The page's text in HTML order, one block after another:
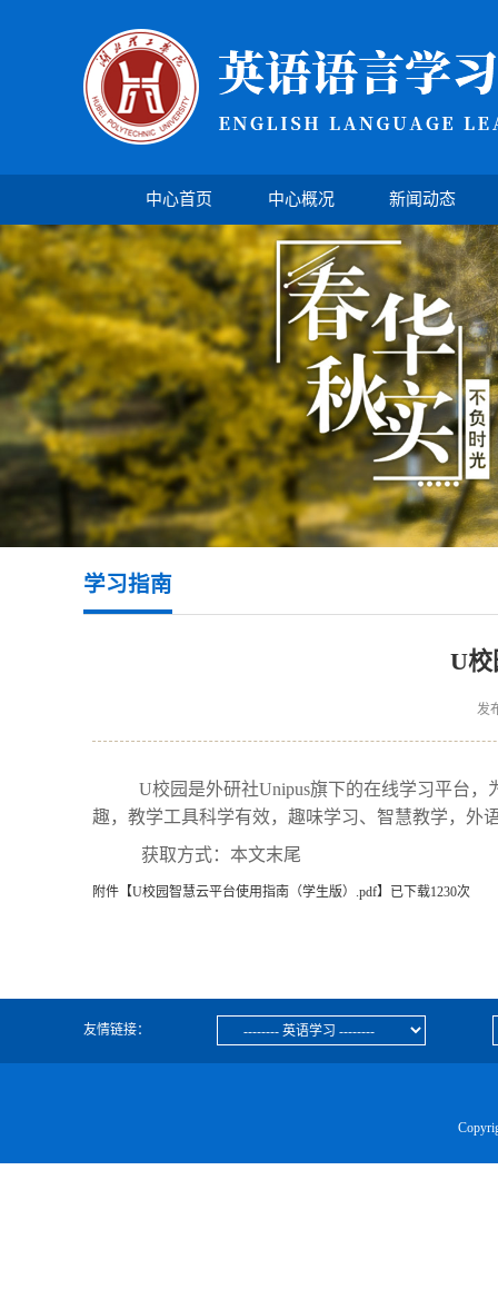
中心首页 中心概况 新闻动态
学习指南
U校
发
U校园是外研社Unipus旗下的在线学习平台
趣，教学工具科学有效，趣味学习、智慧教学，外
获取方式：本文末尾
附件【U校园智慧云平台使用指南（学生版）.pdf】已下载1230次
友情链接：